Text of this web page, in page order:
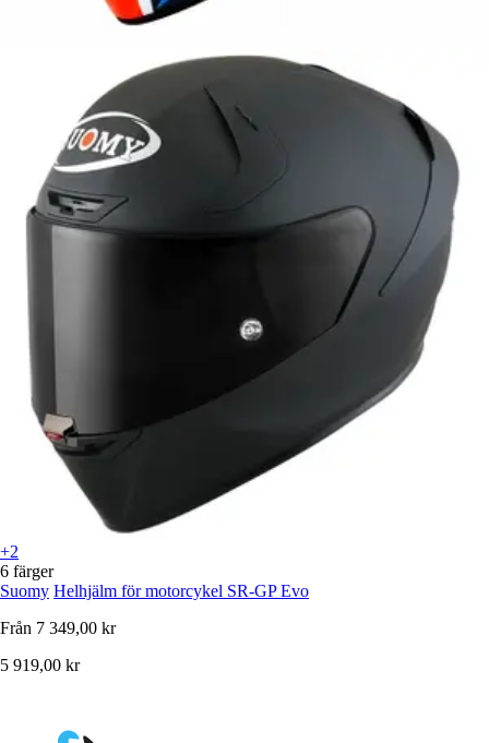
+2
6 färger
Suomy Helhjälm för motorcykel SR-GP Evo
Från 7 349,00 kr
5 919,00 kr